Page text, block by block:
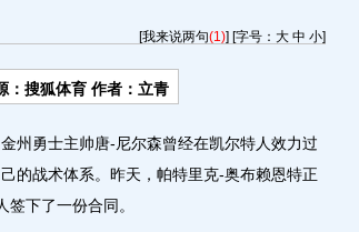
[我来说两句(1)] [字号： 大 中 小]
：搜狐体育 作者：立青
州勇士主帅唐-尼尔森曾经在凯尔特人效力过
的战术体系。昨天，帕特里克-奥布赖恩特正
签下了一份合同。